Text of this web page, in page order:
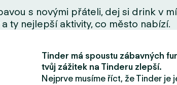
s novými přáteli, dej si drink v
ty nejlepší aktivity, co město nabízí.
Tinder má spoustu zábavných
tvůj zážitek na Tinderu zlepší.
Nejprve musíme říct, že Tinder je